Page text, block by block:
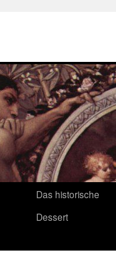
Das historische
Dessert